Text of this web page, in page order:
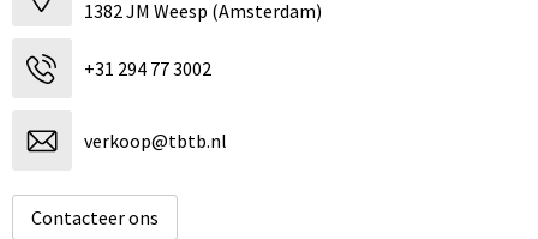
1382 JM Weesp (Amsterdam)
+31 294 77 3002
verkoop@tbtb.nl
Contacteer ons